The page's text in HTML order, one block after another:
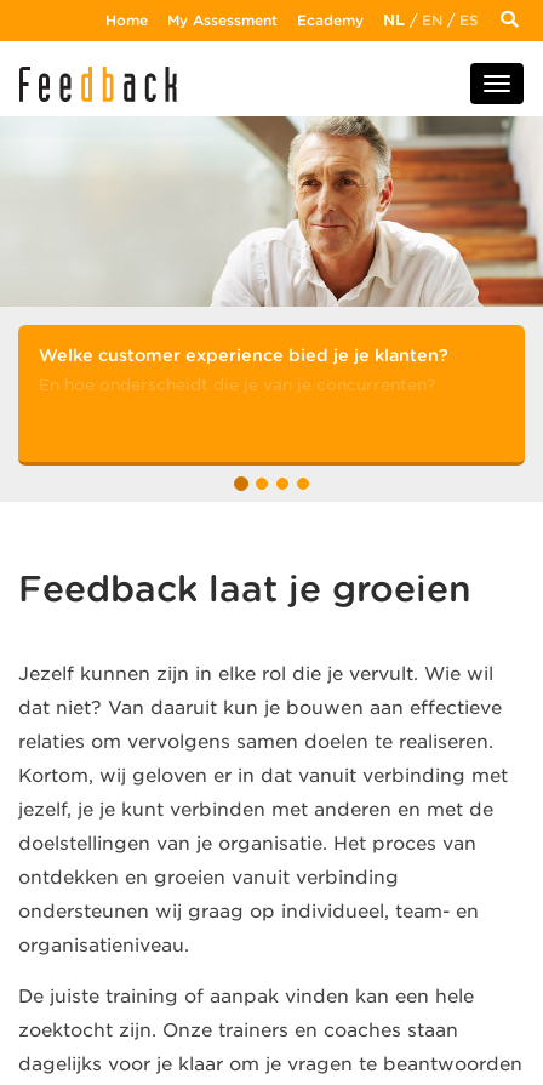
Home My Assessment Ecademy NL / EN / ES
Welke customer experience bied je je klanten?
En hoe onderscheidt die je van je concurrenten?
Feedback laat je groeien
Jezelf kunnen zijn in elke rol die je vervult. Wie wil
dat niet? Van daaruit kun je bouwen aan effectieve
relaties om vervolgens samen doelen te realiseren.
Kortom, wij geloven er in dat vanuit verbinding met
jezelf, je je kunt verbinden met anderen en met de
doelstellingen van je organisatie. Het proces van
ontdekken en groeien vanuit verbinding
ondersteunen wij graag op individueel, team- en
organisatieniveau.
De juiste training of aanpak vinden kan een hele
zoektocht zijn. Onze trainers en coaches staan
dagelijks voor je klaar om je vragen te beantwoorden